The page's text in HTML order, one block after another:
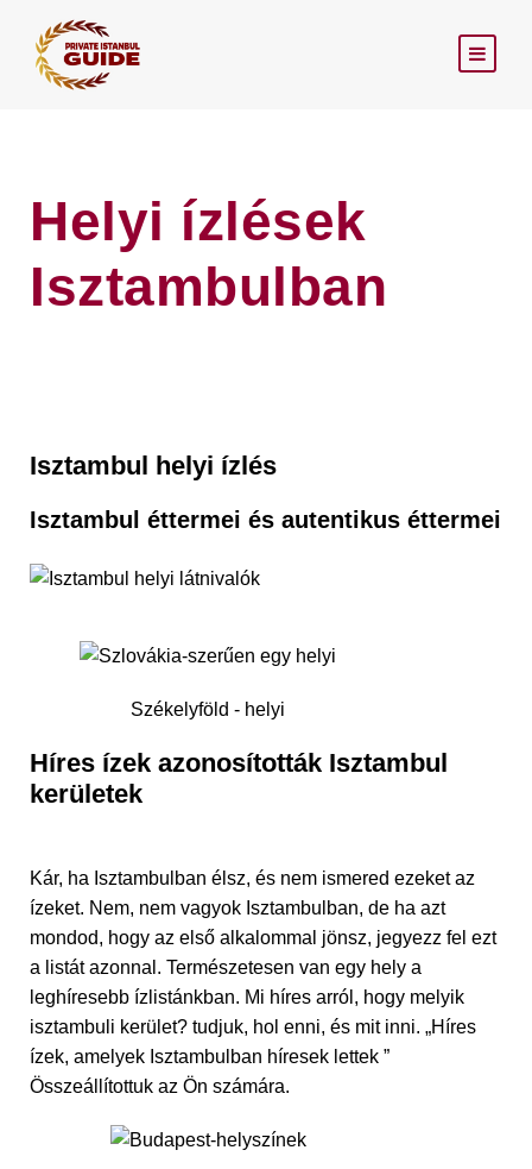
Helyi ízlések
Isztambulban
Isztambul helyi ízlés
Isztambul éttermei és autentikus éttermei
Székelyföld - helyi
Híres ízek azonosították Isztambul
kerületek
Kár, ha Isztambulban élsz, és nem ismered ezeket az
ízeket. Nem, nem vagyok Isztambulban, de ha azt
mondod, hogy az első alkalommal jönsz, jegyezz fel ezt
a listát azonnal. Természetesen van egy hely a
leghíresebb ízlistánkban. Mi híres arról, hogy melyik
isztambuli kerület? tudjuk, hol enni, és mit inni. „Híres
ízek, amelyek Isztambulban híresek lettek ”
Összeállítottuk az Ön számára.